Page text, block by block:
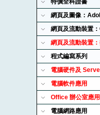
特價全科證書
網頁及圖像：
網頁及流動裝置
網頁及流動裝置
程式編寫系列
電腦硬件及
電腦軟件應用
Office 辦公室應用
電腦網路應用